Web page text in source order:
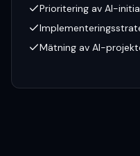
Prioritering av AI-
Mätning av AI-